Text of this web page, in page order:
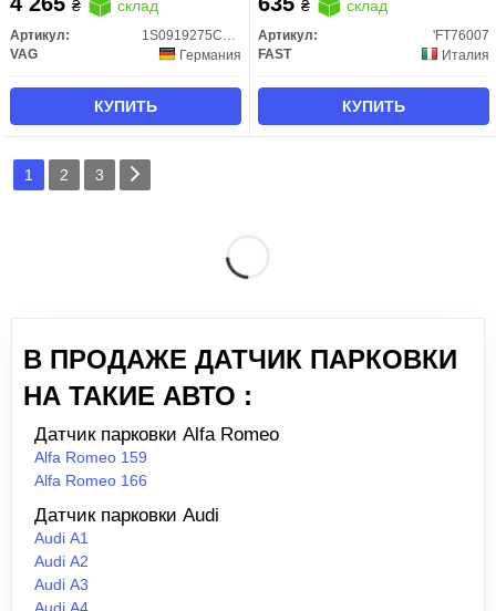
₴ склад
Артикул:
VAG
Германия
КУПИТЬ
₴ склад
Артикул:
'FT76007
FAST
Италия
КУПИТЬ
1 2 3
В ПРОДАЖЕ ДАТЧИК ПАРКОВКИ
НА ТАКИЕ АВТО :
Датчик парковки Alfa Romeo
Alfa Romeo 159
Alfa Romeo 166
Датчик парковки Audi
Audi A1
Audi A2
Audi A3